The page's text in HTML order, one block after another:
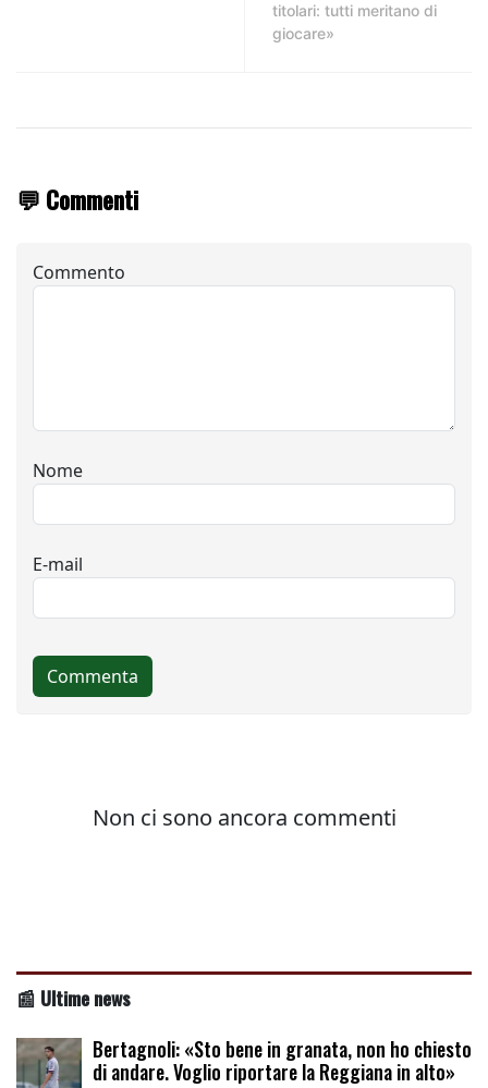
titolari: tutti meritano di
giocare»
💬 Commenti
📰 Ultime news
Bertagnoli: «Sto bene in granata, non ho chiesto
di andare. Voglio riportare la Reggiana in alto»